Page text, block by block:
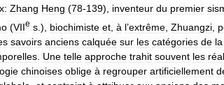
Zhang Heng (78-139), inventeur du premier
(VIIe s .), biochimiste et à l’extrême Zhuangzi
savoirs anciens calquée sur les catégories de la
Une telle approche trahit souvent les
chinoises oblige à regrouper artificiellement